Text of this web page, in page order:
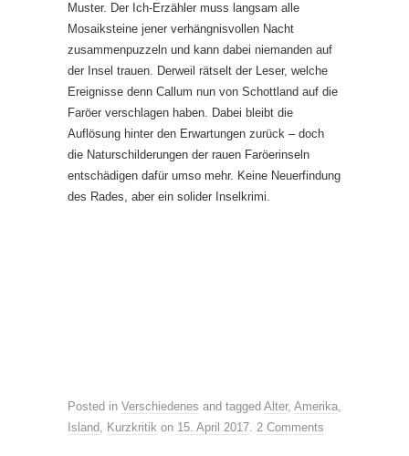
Muster. Der Ich-Erzähler muss langsam alle
Mosaiksteine jener verhängnisvollen Nacht
zusammenpuzzeln und kann dabei niemanden auf
der Insel trauen. Derweil rätselt der Leser, welche
Ereignisse denn Callum nun von Schottland auf die
Faröer verschlagen haben. Dabei bleibt die
Auflösung hinter den Erwartungen zurück – doch
die Naturschilderungen der rauen Faröerinseln
entschädigen dafür umso mehr. Keine Neuerfindung
des Rades, aber ein solider Inselkrimi.
Posted in Verschiedenes and tagged Alter, Amerika,
Island, Kurzkritik on 15. April 2017. 2 Comments